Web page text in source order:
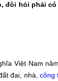
đòi hỏi phải
Việt Nam
đai, nhà, công